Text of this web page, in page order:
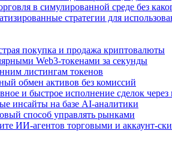
в симулированной среде без
стратегии для
покупка и продажа криптовалюты
Web3-токенами за секунды
листингам токенов
обмен активов без комиссий
и быстрое исполнение сделок
инсайты на базе AI-аналитики
способ управлять рынками
ИИ-агентов торговыми и аккаунт-